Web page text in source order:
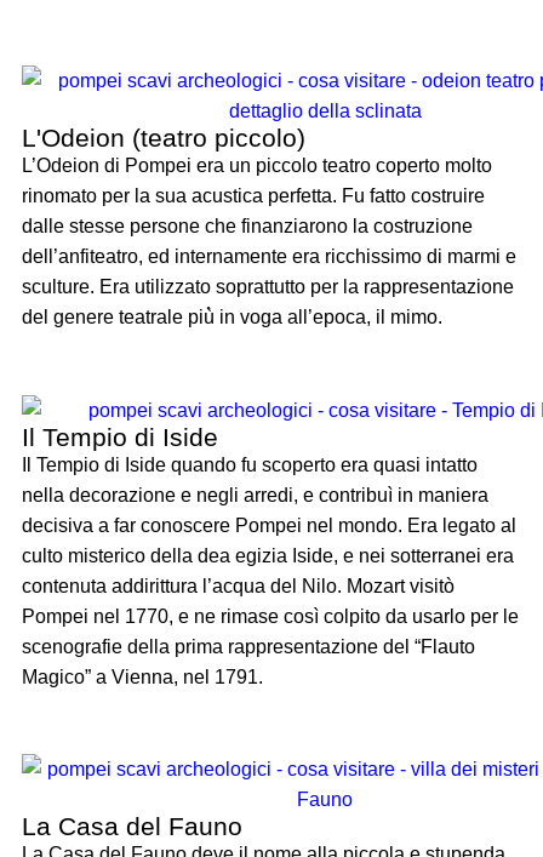
L'Odeion (teatro piccolo)
L’Odeion di Pompei era un piccolo teatro coperto molto
rinomato per la sua acustica perfetta. Fu fatto costruire
dalle stesse persone che finanziarono la costruzione
dell’anfiteatro, ed internamente era ricchissimo di marmi e
sculture. Era utilizzato soprattutto per la rappresentazione
del genere teatrale più̀ in voga all’epoca, il mimo.
Il Tempio di Iside
Il Tempio di Iside quando fu scoperto era quasi intatto
nella decorazione e negli arredi, e contribuì in maniera
decisiva a far conoscere Pompei nel mondo. Era legato al
culto misterico della dea egizia Iside, e nei sotterranei era
contenuta addirittura l’acqua del Nilo. Mozart visitò
Pompei nel 1770, e ne rimase così colpito da usarlo per le
scenografie della prima rappresentazione del “Flauto
Magico” a Vienna, nel 1791.
La Casa del Fauno